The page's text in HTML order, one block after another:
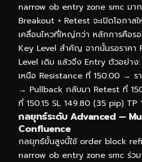
narrow ob entry zone smc มา
Breakout + Retest จะเปิดโอกาส
เคลื่อนไหวที่ใหญ่กว่า หลักการคือร
Key Level สำคัญ จากนั้นรอราคา
Level เดิม แล้วจึง Entry ตัวอย่าง:
เหนือ Resistance ที่ 150.00 → ร
→ Pullback กลับมา Retest ที่
ที่ 150.15 SL 149.80 (35 pip) TP
กลยุทธ์ระดับ Advanced —
Confluence
กลยุทธ์ขั้นสูงนี้ใช้ order block
narrow ob entry zone smc ร่ว